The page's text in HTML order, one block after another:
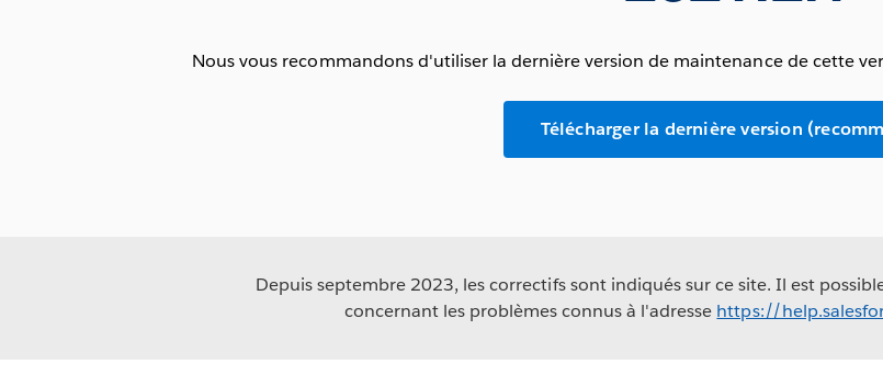
Nous vous recommandons d'utiliser la dernière version de maintenance de cette
Télécharger la dernière version
Depuis septembre 2023, les correctifs sont indiqués sur ce site. Il est
concernant les problèmes connus à l'adresse https://